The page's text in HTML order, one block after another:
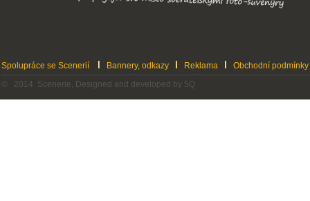
Spolupráce se Scenerií Bannery, odkazy Reklama
Obchodní podmínky
© 2014 Scenerie, Designed and developed by 5Q